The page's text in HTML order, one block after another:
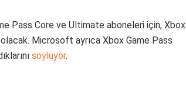
Pass Core ve Ultimate aboneleri için, Xbox
Microsoft ayrıca Xbox Game Pass
söylüyor.